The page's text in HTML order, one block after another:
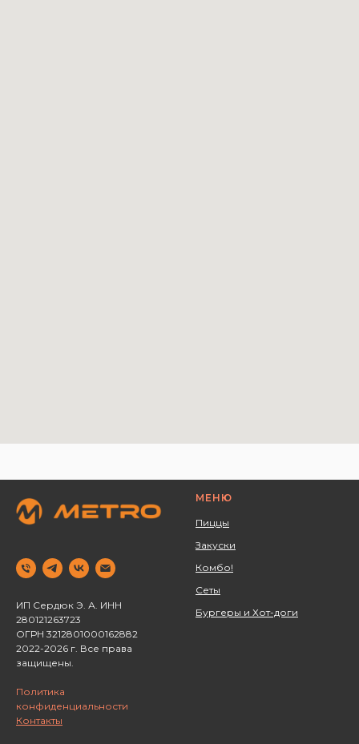
ИП Сердюк Э. А. ИНН
280121263723 ‌
ОГРН 3212801000162882
2022-2026 г. Все права
защищены.
Политика
конфиденциальности
Контакты
МЕНЮ
Пиццы
Закуски
Комбо!
Сеты
Бургеры и Хот-доги